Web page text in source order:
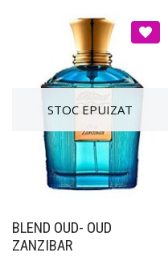
BLEND OUD- OUD
ZANZIBAR